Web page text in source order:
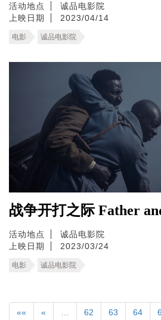
活动地点
诚品电影院
上映日期
2023/04/14
电影 诚品电影院
战争开打之际 Father
活动地点
诚品电影院
上映日期
2023/03/24
电影 诚品电影院
«« « 62 63 64